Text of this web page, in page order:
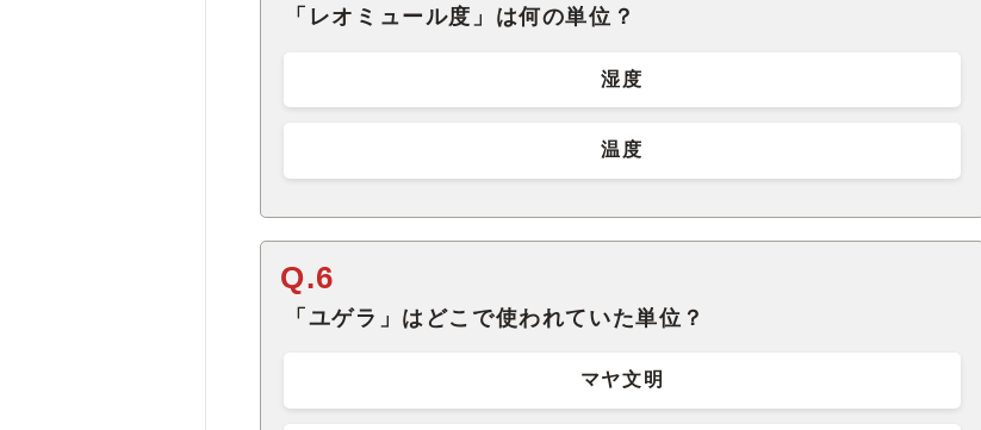
「レオミュール度」は何の単位？
湿度
温度
Q.6
「ユゲラ」はどこで使われていた単位？
マヤ文明